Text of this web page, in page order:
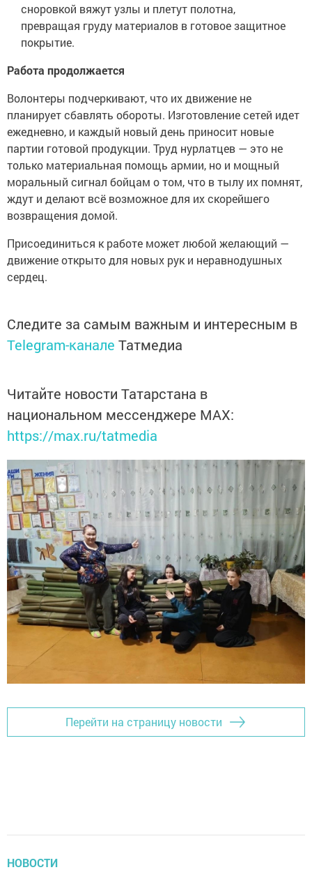
сноровкой вяжут узлы и плетут полотна,
превращая груду материалов в готовое защитное
покрытие.
Работа продолжается
Волонтеры подчеркивают, что их движение не
планирует сбавлять обороты. Изготовление сетей идет
ежедневно, и каждый новый день приносит новые
партии готовой продукции. Труд нурлатцев — это не
только материальная помощь армии, но и мощный
моральный сигнал бойцам о том, что в тылу их помнят,
ждут и делают всё возможное для их скорейшего
возвращения домой.
Присоединиться к работе может любой желающий —
движение открыто для новых рук и неравнодушных
сердец.
Следите за самым важным и интересным в
Telegram-канале Татмедиа
Читайте новости Татарстана в
национальном мессенджере MАХ:
https://max.ru/tatmedia
Перейти на страницу новости
НОВОСТИ